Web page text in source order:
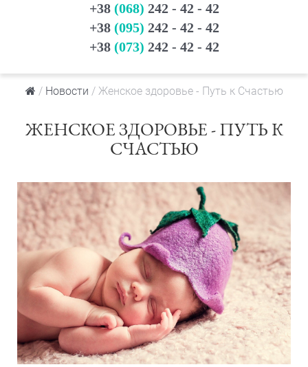
+38 (068) 242 - 42 - 42
+38 (095) 242 - 42 - 42
+38 (073) 242 - 42 - 42
/ Новости / Женское здоровье - Путь к Счастью
ЖЕНСКОЕ ЗДОРОВЬЕ - ПУТЬ К
СЧАСТЬЮ